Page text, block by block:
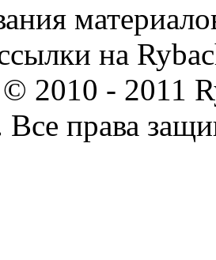
на
2010 - 2011
Все права